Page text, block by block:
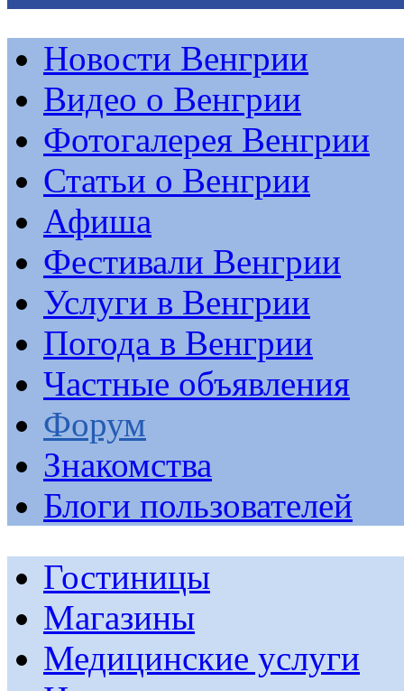
Новости Венгрии
Видео о Венгрии
Фотогалерея Венгрии
Статьи о Венгрии
Афиша
Фестивали Венгрии
Услуги в Венгрии
Погода в Венгрии
Частные объявления
Форум
Знакомства
Блоги пользователей
Гостиницы
Магазины
Медицинские услуги